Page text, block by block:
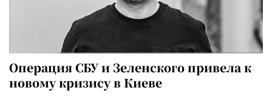
Операция СБУ и Зеленского привела к
новому кризису в Киеве